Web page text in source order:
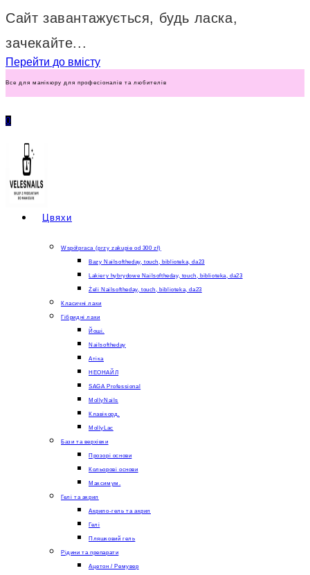
Сайт завантажується, будь ласка,
зачекайте...
Перейти до вмісту
Все для манікюру для професіоналів та любителів
0
Цвяхи
Współpraca (przy zakupie od 300 zł)
Bazy Nailsoftheday, touch, biblioteka, da23
Lakiery hybrydowe Nailsoftheday, touch, biblioteka, da23
Żeli Nailsoftheday, touch, biblioteka, da23
Класичні лаки
Гібридні лаки
Йоші.
Nailsoftheday
Атіка
НЕОНАЙЛ
SAGA Professional
MollyNails
Клавікорд.
MollyLac
Бази та верхівки
Прозорі основи
Кольорові основи
Максимум.
Гелі та акрил
Акрило-гель та акрил
Гелі
Пляшковий гель
Рідини та препарати
Ацетон / Ремувер